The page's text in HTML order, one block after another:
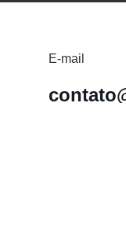
E-mail